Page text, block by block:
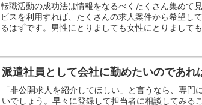
転職活動の成功法は情報をなるべくたくさん集めて
ビスを利用すれば、たくさんの求人案件から希望し
るはずです。男性にとりましても女性にとりまして
派遣社員として会社に勤めたいのであれ
「非公開求人を紹介してほしい」と言うなら、専
いでしょう。早々に登録して担当者に相談してみる